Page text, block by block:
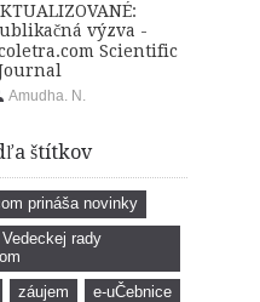
výzva -
Scientific
Amudha. N.
štítkov
prináša novinky
rady
záujem
e-uČebnice